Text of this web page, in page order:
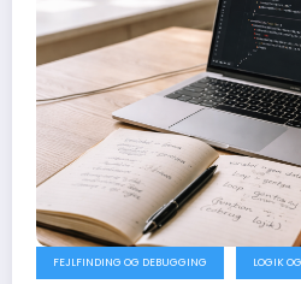
FEJLFINDING OG DEBUGGING LOGIK